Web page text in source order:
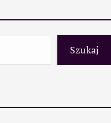
Szukaj